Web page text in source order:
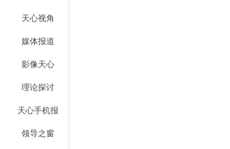
天心视角
媒体报道
影像天心
理论探讨
天心手机报
领导之窗